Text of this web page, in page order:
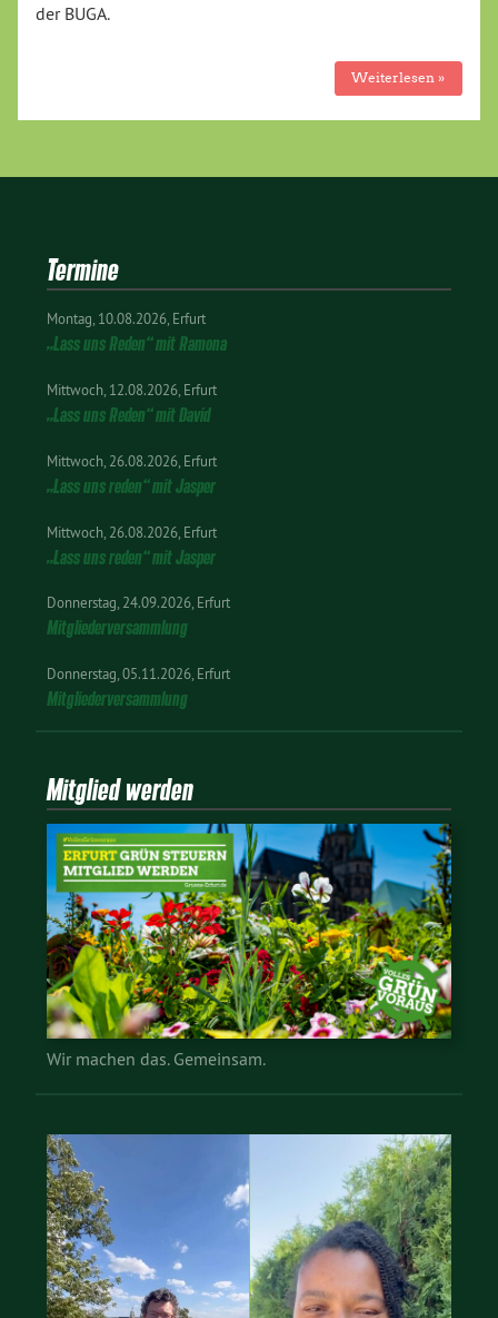
der BUGA.
Weiterlesen »
Termine
Montag 10.08.2026 Erfurt
„Lass uns Reden“ mit Ramona
Mittwoch 12.08.2026 Erfurt
„Lass uns Reden“ mit David
Mittwoch 26.08.2026 Erfurt
„Lass uns reden“ mit Jasper
Mittwoch 26.08.2026 Erfurt
„Lass uns reden“ mit Jasper
Donnerstag 24.09.2026 Erfurt
Mitgliederversammlung
Donnerstag 05.11.2026 Erfurt
Mitgliederversammlung
Mitglied werden
Wir machen das. Gemeinsam.